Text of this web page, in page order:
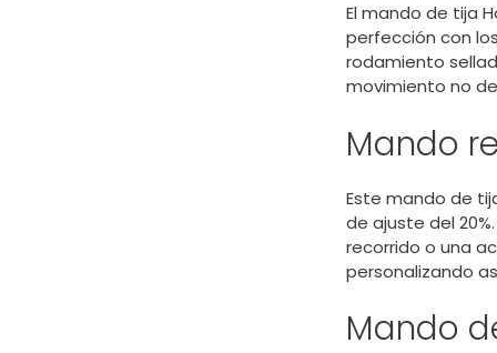
El mando de tija
perfección con
rodamiento
movimiento no
Mando
Este mando de
de ajuste del
recorrido o una
personalizando
Mando